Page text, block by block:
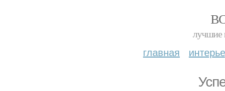
лучшие
главная